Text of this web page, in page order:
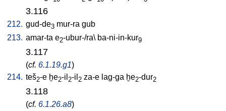
3.116
212. gud-de3 mur-ra gub
213. amar-ta e2-ubur-/ra\ ba-ni-in-kur9
3.117
(cf. 6.1.19.g1)
214. teš2-e ḫe2-il 2-il 2 za-e lag-ga ḫe2-dur2
3.118
(cf. 6.1.26.a8)